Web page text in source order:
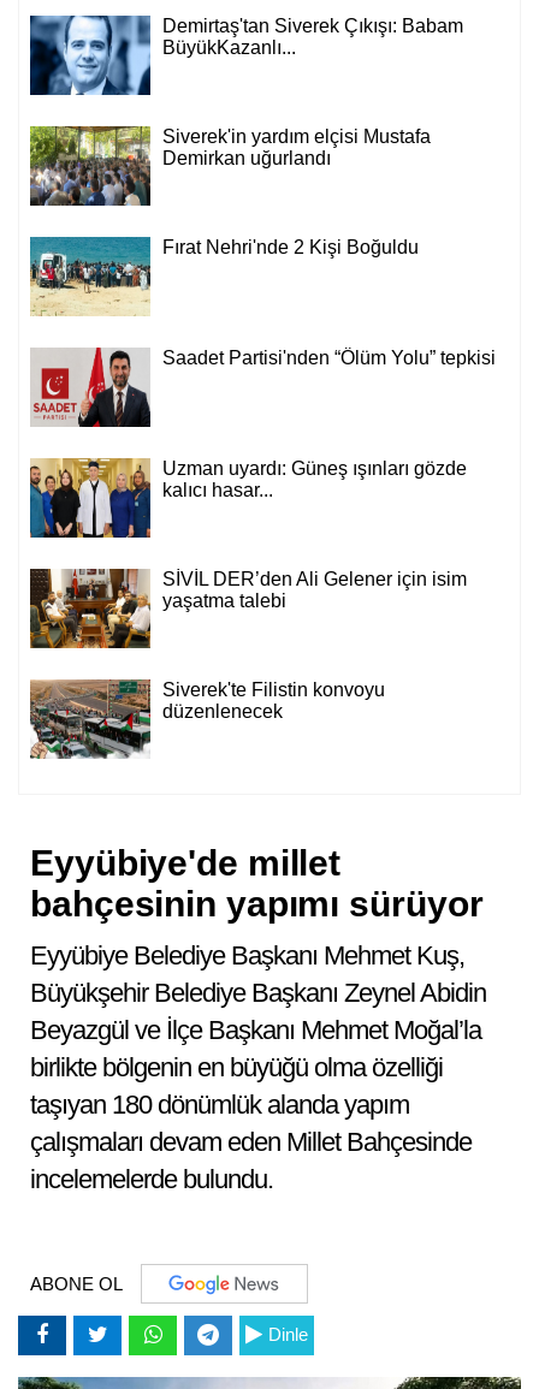
Demirtaş'tan Siverek Çıkışı: Babam
BüyükKazanlı...
Siverek'in yardım elçisi Mustafa
Demirkan uğurlandı
Fırat Nehri'nde 2 Kişi Boğuldu
Saadet Partisi'nden “Ölüm Yolu” tepkisi
Uzman uyardı: Güneş ışınları gözde
kalıcı hasar...
SİVİL DER’den Ali Gelener için isim
yaşatma talebi
Siverek'te Filistin konvoyu
düzenlenecek
Eyyübiye'de millet
bahçesinin yapımı sürüyor
Eyyübiye Belediye Başkanı Mehmet Kuş,
Büyükşehir Belediye Başkanı Zeynel Abidin
Beyazgül ve İlçe Başkanı Mehmet Moğal’la
birlikte bölgenin en büyüğü olma özelliği
taşıyan 180 dönümlük alanda yapım
çalışmaları devam eden Millet Bahçesinde
incelemelerde bulundu.
ABONE OL
Dinle